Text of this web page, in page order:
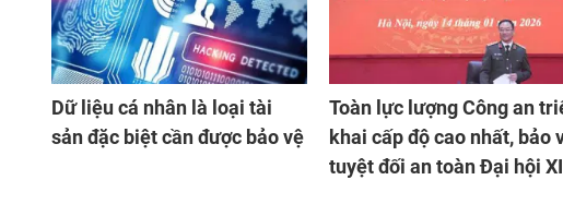
Dữ liệu cá nhân là loại tài
sản đặc biệt cần được bảo vệ
Toàn lực lượng Công an
khai cấp độ cao nhất, bảo
tuyệt đối an toàn Đại hội